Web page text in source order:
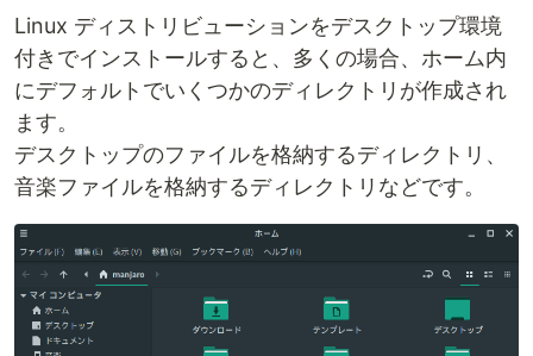
Linux ディストリビューションをデスクトップ環境
付きでインストールすると、多くの場合、ホーム内
にデフォルトでいくつかのディレクトリが作成され
ます。
デスクトップのファイルを格納するディレクトリ、
音楽ファイルを格納するディレクトリなどです。